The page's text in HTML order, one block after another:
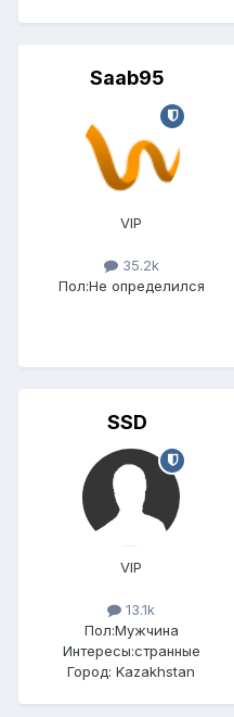
Saab95
VIP
35.2k
Пол:Не определился
SSD
VIP
13.1k
Пол:Мужчина
Интересы:странные
Город: Kazakhstan